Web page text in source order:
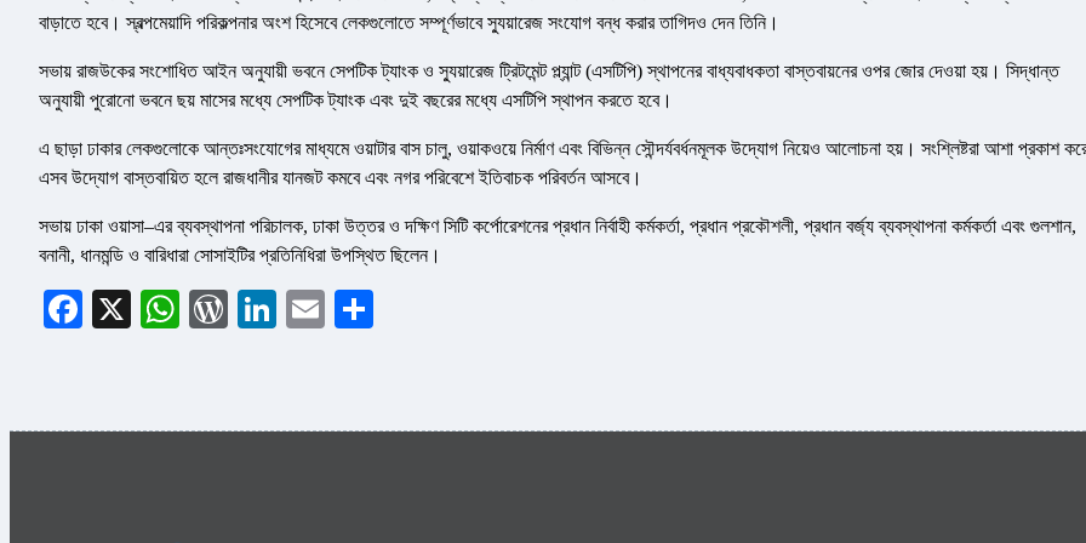
বাড়াতে হবে। স্বল্পমেয়াদি পরিকল্পনার অংশ হিসেবে লেকগুলোতে সম্পূর্ণভাবে স্যুয়ারেজ সংযোগ বন্ধ করার তাগিদও দেন তিনি।
সভায় রাজউকের সংশোধিত আইন অনুযায়ী ভবনে সেপটিক ট্যাংক ও স্যুয়ারেজ ট্রিটমেন্ট প্ল্যান্ট (এসটিপি) স্থাপনের বাধ্যবাধকতা বাস্তবায়নের ওপর জোর দেওয়া হয়। সিদ্ধান্ত
অনুযায়ী পুরোনো ভবনে ছয় মাসের মধ্যে সেপটিক ট্যাংক এবং দুই বছরের মধ্যে এসটিপি স্থাপন করতে হবে।
এ ছাড়া ঢাকার লেকগুলোকে আন্তঃসংযোগের মাধ্যমে ওয়াটার বাস চালু, ওয়াকওয়ে নির্মাণ এবং বিভিন্ন সৌন্দর্যবর্ধনমূলক উদ্যোগ নিয়েও আলোচনা হয়। সংশ্লিষ্টরা আশা প্রকাশ
এসব উদ্যোগ বাস্তবায়িত হলে রাজধানীর যানজট কমবে এবং নগর পরিবেশে ইতিবাচক পরিবর্তন আসবে।
সভায় ঢাকা ওয়াসা–এর ব্যবস্থাপনা পরিচালক, ঢাকা উত্তর ও দক্ষিণ সিটি কর্পোরেশনের প্রধান নির্বাহী কর্মকর্তা, প্রধান প্রকৌশলী, প্রধান বর্জ্য ব্যবস্থাপনা কর্মকর্তা এবং গুলশান,
বনানী, ধানমন্ডি ও বারিধারা সোসাইটির প্রতিনিধিরা উপস্থিত ছিলেন।
Facebook
X WhatsApp
WordPress
LinkedIn
Email